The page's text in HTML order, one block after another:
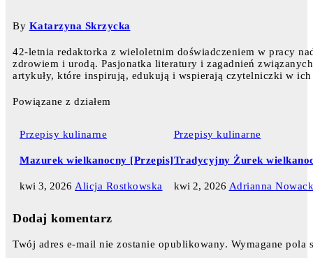
By Katarzyna Skrzycka
42-letnia redaktorka z wieloletnim doświadczeniem w pracy
zdrowiem i urodą. Pasjonatka literatury i zagadnień
artykuły, które inspirują, edukują i wspierają czytelniczki w
Powiązane z działem
Przepisy kulinarne
Mazurek wielkanocny [Przepis]
kwi 3, 2026 Alicja Rostkowska
Przepisy kulinarne
Tradycyjny Żurek
kwi 2, 2026 Adrianna
Dodaj komentarz
Twój adres e-mail nie zostanie opublikowany. Wymagane pola